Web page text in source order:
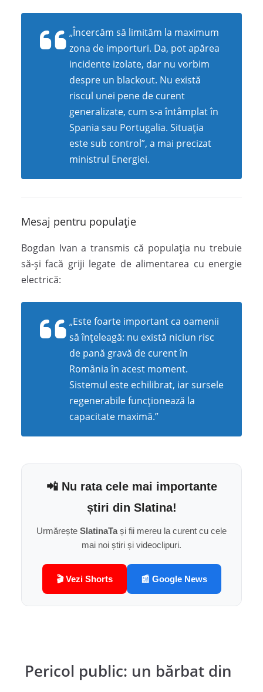
„Încercăm să limităm la maximum
zona de importuri. Da, pot apărea
incidente izolate, dar nu vorbim
despre un blackout. Nu există
riscul unei pene de curent
generalizate, cum s-a întâmplat în
Spania sau Portugalia. Situația
este sub control”, a mai precizat
ministrul Energiei.
Mesaj pentru populație
Bogdan Ivan a transmis că populația nu trebuie
să-și facă griji legate de alimentarea cu energie
electrică:
„Este foarte important ca oamenii
să înțeleagă: nu există niciun risc
de pană gravă de curent în
România în acest moment.
Sistemul este echilibrat, iar sursele
regenerabile funcționează la
capacitate maximă.”
📲 Nu rata cele mai importante
știri din Slatina!
Urmărește SlatinaTași fii mereu la curent cu cele
mai noi știri și videoclipuri.
🎬 Vezi Shorts 📰 Google News
Pericol public: un bărbat din